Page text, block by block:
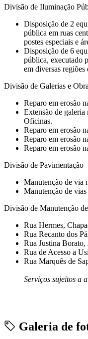
Divisão de Iluminação
Disposição de 2
pública em ruas
postes especiais e
Disposição de 6
pública, executado
em diversas regiões
Divisão de Galerias e
Reparo em erosão
Extensão de
Oficinas.
Reparo em erosão
Reparo em erosão
Reparo em erosão
Divisão de Pavimentação
Manutenção de via
Manutenção de
Divisão de Manutenção
Rua Hermes,
Rua Recanto dos
Rua Justina
Rua de Acesso a
Rua Marquês de
Serviços sujeitos a
Galeria de